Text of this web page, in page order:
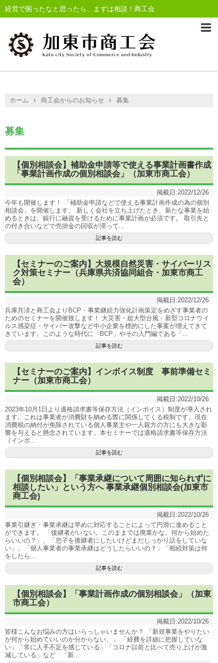
経営で困ったなと思ったら、まずは相談！商工会
ホーム 商工会からのお知らせ 募集
募集
【個別相談会】補助金申請等で使える事業計画書作成
「事業計画作成の個別相談会」（加東市商工会）
掲載日:2022/12/26
今年も開催します！ 「補助金申請などで使える事業計画作成の為の個別
相談会」を開催します。 新しく会社を立ち上げたとき、新たな事業を始
めるときは、銀行に融資を受けるために事業計画が必須です。 取引先と
の付き合いなどで売掛金の回収が滞って...
記事を読む
【セミナーのご案内】大規模自然災害・サイバーリス
ク対策セミナー（兵庫県共済協同組合・加東市商工
会）
掲載日:2022/12/26
兵庫共済と商工会よりBCP・事業継続力強化計画策定をめざす事業者の
ためのセミナーを開催致します！ 大災害・超大型台風・新型コロナウイ
ルス感染症・サイバー攻撃など中小企業を標的にした事案が増えてきて
きています。このような時代に「BCP」やその入門編である「...
記事を読む
【セミナーのご案内】インボイス制度 事前準備セミ
ナー（加東市商工会）
掲載日:2022/10/26
2023年10月1日より適格請求書等保存方法（インボイス）制度が導入され
ます。これは事業者が消費財を納める際に関係してくる税制です。現在
消費税の納付が免除されている個人事業主や一人親方の方にも大きな影
響を与えると懸念されています。本セミナーでは適格請求書等保存方法
（インボ...
記事を読む
【個別相談会】「事業承継について周囲に知られずに
相談したい」という方へ 事業承継個別相談会(加東市
商工会)
掲載日:2022/10/26
事業引継ぎ・事業承継は早めに対応することによって円滑に進めること
ができます。 「後継者がいない。このままでは廃業かな。何から始めた
らいいの？」、「息子を後継者にしたいけどまだしっかり話をしていな
い」、「個人事業者の事業承継はどうしたらいいの？」「相続対策は何
をしたら...
記事を読む
【個別相談会】「事業計画作成の個別相談会」（加東
市商工会）
掲載日:2022/10/26
皆様こんなお悩みの方はいらっしゃいませんか？ 「新規事業をやりたい
が何から始めていいのか分からない。」 「経費を詳細に把握していな
い」「常に人手不足を感じている」「コロナ以前と比べて売り上げが激
減している」など 「新...